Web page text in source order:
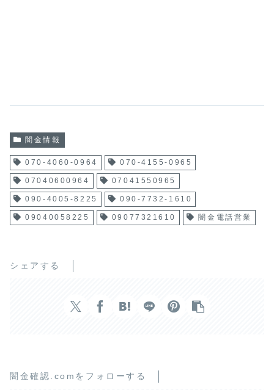
闇金情報
070-4060-0964 070-4155-0965
07040600964 07041550965
090-4005-8225 090-7732-1610
09040058225 09077321610 闇金電話営業
シェアする
闇金確認.comをフォローする